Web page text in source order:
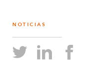
NOTICIAS